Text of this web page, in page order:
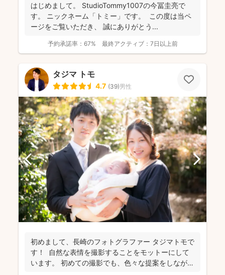
はじめまして。 StudioTommy1007の今冨圭亮で
す。 ニックネーム「トミー」です。 この度は当ペ
ージをご覧いただき、 誠にありがとう...
予約承諾率： 67% 最終アクティブ： 7日以上前
タジマ トモ
4.7 (39)男性
初めまして、長崎のフォトグラファー タジマトモで
す！ 自然な表情を撮影することをモットーにして
います。 初めての撮影でも、色々な提案をしながら